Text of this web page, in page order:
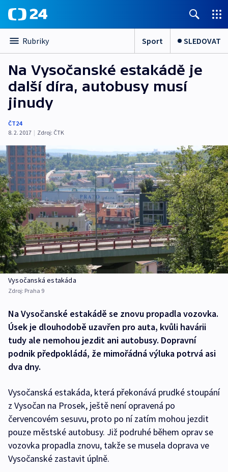
Rubriky Sport SLEDOVAT
Na Vysočanské estakádě je
další díra, autobusy musí
jinudy
ČT24
8. 2. 2017 | Zdroj: ČTK
Vysočanská estakáda
Zdroj: Praha 9
Na Vysočanské estakádě se znovu propadla vozovka.
Úsek je dlouhodobě uzavřen pro auta, kvůli havárii
tudy ale nemohou jezdit ani autobusy. Dopravní
podnik předpokládá, že mimořádná výluka potrvá asi
dva dny.
Vysočanská estakáda, která překonává prudké stoupání
z Vysočan na Prosek, ještě není opravená po
červencovém sesuvu, proto po ní zatím mohou jezdit
pouze městské autobusy. Již podruhé během oprav se
vozovka propadla znovu, takže se musela doprava ve
Vysočanské zastavit úplně.